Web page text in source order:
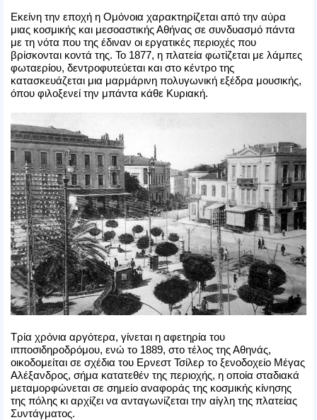
Εκείνη την εποχή η Ομόνοια χαρακτηρίζεται από την αύρα
μιας κοσμικής και μεσοαστικής Αθήνας σε συνδυασμό πάντα
με τη νότα που της έδιναν οι εργατικές περιοχές που
βρίσκονται κοντά της. Το 1877, η πλατεία φωτίζεται με λάμπες
φωταερίου, δεντροφυτεύεται και στο κέντρο της
κατασκευάζεται μια μαρμάρινη πολυγωνική εξέδρα μουσικής,
όπου φιλοξενεί την μπάντα κάθε Κυριακή.
Τρία χρόνια αργότερα, γίνεται η αφετηρία του
ιπποσιδηροδρόμου, ενώ το 1889, στο τέλος της Αθηνάς,
οικοδομείται σε σχέδια του Ερνεστ Τσίλερ το ξενοδοχείο Μέγας
Αλέξανδρος, σήμα κατατεθέν της περιοχής, η οποία σταδιακά
μεταμορφώνεται σε σημείο αναφοράς της κοσμικής κίνησης
της πόλης κι αρχίζει να ανταγωνίζεται την αίγλη της πλατείας
Συντάγματος.